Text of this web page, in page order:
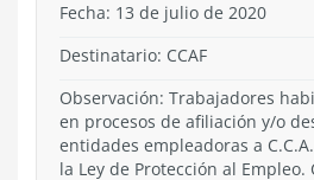
Fecha: 13 de julio de 2020
Destinatario: CCAF
Observación: Trabajadores
en procesos de afiliación y/o
entidades empleadoras a
la Ley de Protección al Empleo.